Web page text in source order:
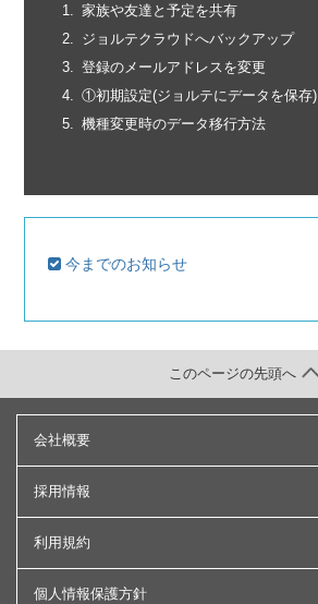
家族や友達と予定を共有
ジョルテクラウドへバックアップ
登録のメールアドレスを変更
①初期設定(ジョルテにデータを保存)
機種変更時のデータ移行方法
今までのお知らせ
会社概要
採用情報
利用規約
個人情報保護方針
このページの先頭へ